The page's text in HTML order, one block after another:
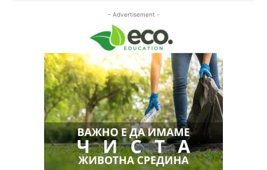
- Advertisement -